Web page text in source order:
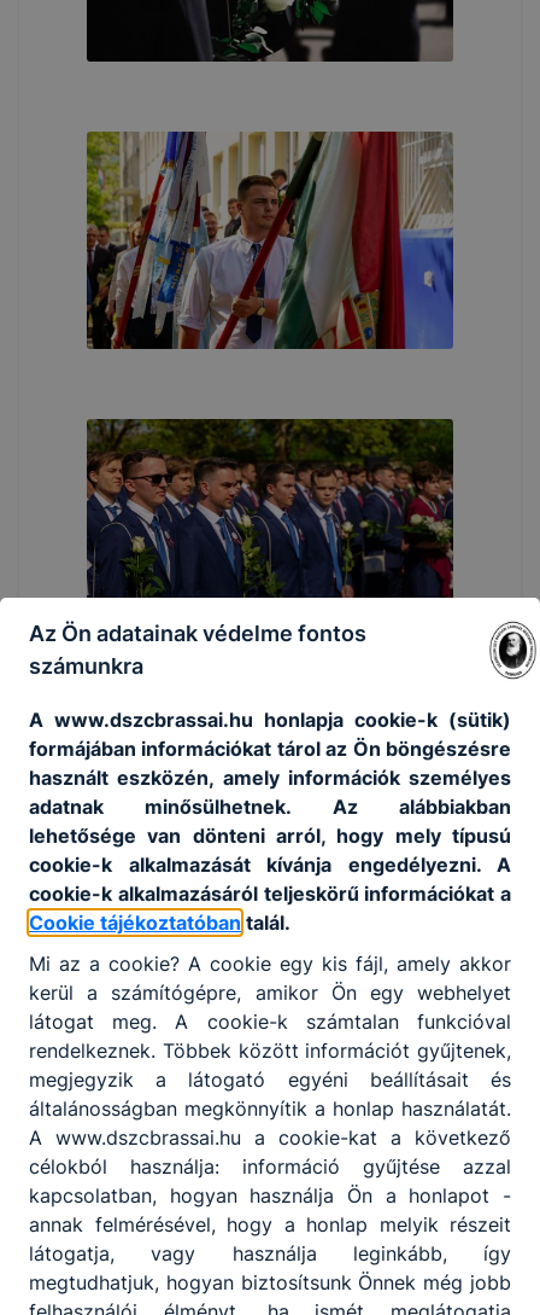
Az Ön adatainak védelme fontos
számunkra
A www.dszcbrassai.hu honlapja cookie-k (sütik)
formájában információkat tárol az Ön böngészésre
használt eszközén, amely információk személyes
adatnak minősülhetnek. Az alábbiakban
lehetősége van dönteni arról, hogy mely típusú
cookie-k alkalmazását kívánja engedélyezni. A
cookie-k alkalmazásáról teljeskörű információkat a
Cookie tájékoztatóban talál.
Mi az a cookie? A cookie egy kis fájl, amely akkor
kerül a számítógépre, amikor Ön egy webhelyet
látogat meg. A cookie-k számtalan funkcióval
rendelkeznek. Többek között információt gyűjtenek,
megjegyzik a látogató egyéni beállításait és
általánosságban megkönnyítik a honlap használatát.
A www.dszcbrassai.hu a cookie-kat a következő
célokból használja: információ gyűjtése azzal
kapcsolatban, hogyan használja Ön a honlapot -
annak felmérésével, hogy a honlap melyik részeit
látogatja, vagy használja leginkább, így
megtudhatjuk, hogyan biztosítsunk Önnek még jobb